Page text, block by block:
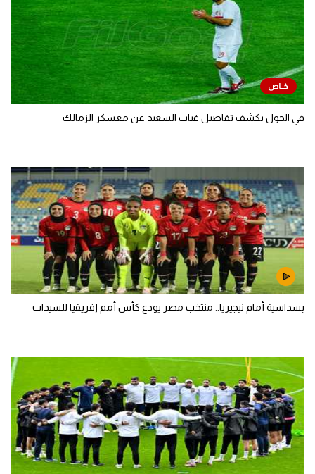
في الجول يكشف تفاصيل غياب السعيد عن معسكر الزمالك
بسداسية أمام نيجيريا.. منتخب مصر يودع كأس أمم إفريقيا للسيدات